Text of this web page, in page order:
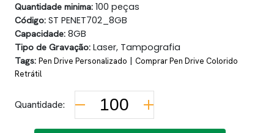
Quantidade minima: 100 peças
Código: ST PENET702_8GB
Capacidade: 8GB
Tipo de Gravação: Laser, Tampografia
Tags: Pen Drive Personalizado | Comprar Pen Drive Colorido
Retrátil
Quantidade: